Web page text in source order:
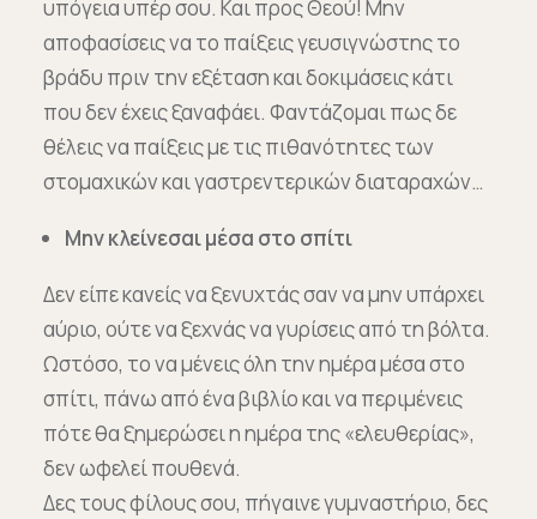
υπόγεια υπέρ σου. Και προς Θεού! Μην
αποφασίσεις να το παίξεις γευσιγνώστης το
βράδυ πριν την εξέταση και δοκιμάσεις κάτι
που δεν έχεις ξαναφάει. Φαντάζομαι πως δε
θέλεις να παίξεις με τις πιθανότητες των
στομαχικών και γαστρεντερικών διαταραχών…
Μην κλείνεσαι μέσα στο σπίτι
Δεν είπε κανείς να ξενυχτάς σαν να μην υπάρχει
αύριο, ούτε να ξεχνάς να γυρίσεις από τη βόλτα.
Ωστόσο, το να μένεις όλη την ημέρα μέσα στο
σπίτι, πάνω από ένα βιβλίο και να περιμένεις
πότε θα ξημερώσει η ημέρα της «ελευθερίας»,
δεν ωφελεί πουθενά.
Δες τους φίλους σου, πήγαινε γυμναστήριο, δες